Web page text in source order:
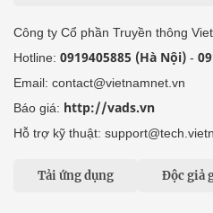
Công ty Cổ phần Truyền thông
Hotline: 0919405885 (Hà Nội) -
Email: contact@vietnamnet.vn
Báo giá: http://vads.vn
Hỗ trợ kỹ thuật:
Tải ứng dụng Độc giả